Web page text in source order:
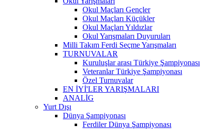
Okul Maçları Gençler
Okul Maçları Küçükler
Okul Maçları Yıldızlar
Okul Yarışmaları Duyuruları
Milli Takım Ferdi Seçme Yarışmaları
TURNUVALAR
Kuruluşlar arası Türkiye Şampiyonası
Veteranlar Türkiye Şampiyonası
Özel Turnuvalar
EN İYİ'LER YARIŞMALARI
ANALİG
Yurt Dışı
Dünya Şampiyonası
Ferdiler Dünya Şampiyonası